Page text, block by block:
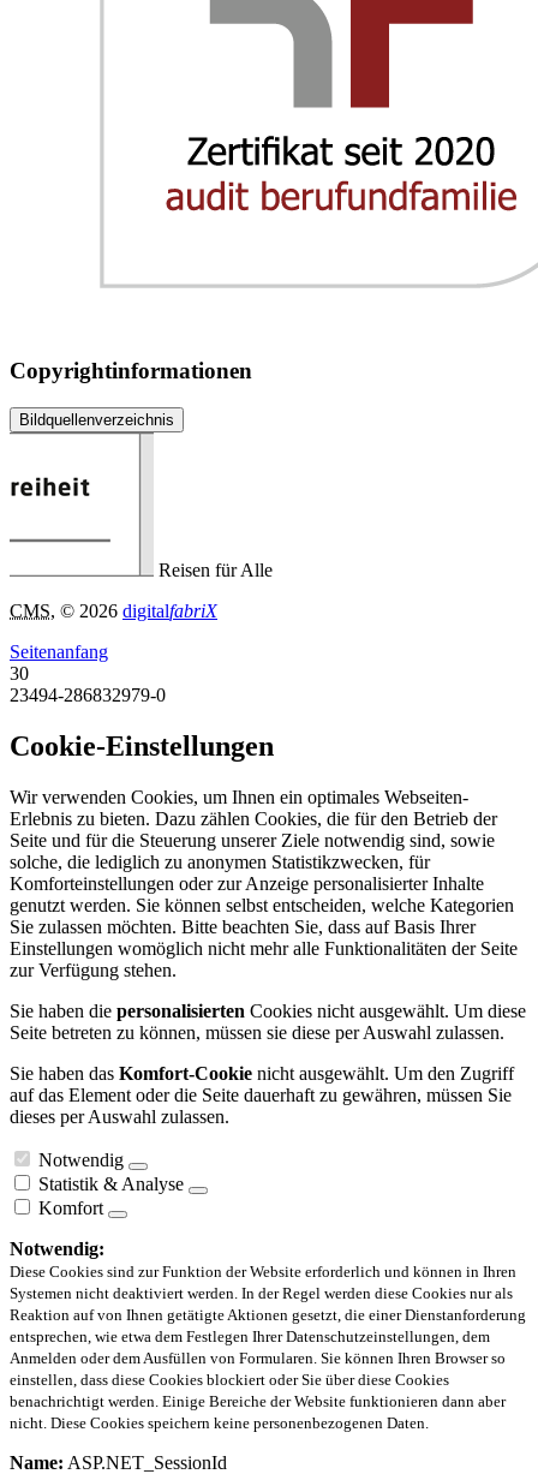
Copyrightinformationen
Bildquellenverzeichnis
Reisen für Alle
CMS, © 2026 digitalfabriX
Seitenanfang
30
23494-286832979-0
Cookie-Einstellungen
Wir verwenden Cookies, um Ihnen ein optimales Webseiten-
Erlebnis zu bieten. Dazu zählen Cookies, die für den Betrieb der
Seite und für die Steuerung unserer Ziele notwendig sind, sowie
solche, die lediglich zu anonymen Statistikzwecken, für
Komforteinstellungen oder zur Anzeige personalisierter Inhalte
genutzt werden. Sie können selbst entscheiden, welche Kategorien
Sie zulassen möchten. Bitte beachten Sie, dass auf Basis Ihrer
Einstellungen womöglich nicht mehr alle Funktionalitäten der Seite
zur Verfügung stehen.
Sie haben die personalisierten Cookies nicht ausgewählt. Um diese
Seite betreten zu können, müssen sie diese per Auswahl zulassen.
Sie haben das Komfort-Cookie nicht ausgewählt. Um den Zugriff
auf das Element oder die Seite dauerhaft zu gewähren, müssen Sie
dieses per Auswahl zulassen.
Notwendig
Statistik & Analyse
Komfort
Notwendig:
Diese Cookies sind zur Funktion der Website erforderlich und können in Ihren
Systemen nicht deaktiviert werden. In der Regel werden diese Cookies nur als
Reaktion auf von Ihnen getätigte Aktionen gesetzt, die einer Dienstanforderung
entsprechen, wie etwa dem Festlegen Ihrer Datenschutzeinstellungen, dem
Anmelden oder dem Ausfüllen von Formularen. Sie können Ihren Browser so
einstellen, dass diese Cookies blockiert oder Sie über diese Cookies
benachrichtigt werden. Einige Bereiche der Website funktionieren dann aber
nicht. Diese Cookies speichern keine personenbezogenen Daten.
Name: ASP.NET_SessionId